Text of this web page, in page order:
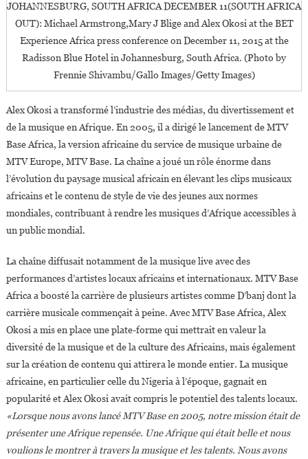
JOHANNESBURG, SOUTH AFRICA DECEMBER 11(SOUTH AFRICA
OUT): Michael Armstrong,Mary J Blige and Alex Okosi at the BET
Experience Africa press conference on December 11, 2015 at the
Radisson Blue Hotel in Johannesburg, South Africa. (Photo by
Frennie Shivambu/Gallo Images/Getty Images)
Alex Okosi a transformé l’industrie des médias, du divertissement et
de la musique en Afrique. En 2005, il a dirigé le lancement de MTV
Base Africa, la version africaine du service de musique urbaine de
MTV Europe, MTV Base. La chaîne a joué un rôle énorme dans
l’évolution du paysage musical africain en élevant les clips musicaux
africains et le contenu de style de vie des jeunes aux normes
mondiales, contribuant à rendre les musiques d’Afrique accessibles à
un public mondial.
La chaîne diffusait notamment de la musique live avec des
performances d’artistes locaux africains et internationaux. MTV Base
Africa a boosté la carrière de plusieurs artistes comme D’banj dont la
carrière musicale commençait à peine. Avec MTV Base Africa, Alex
Okosi a mis en place une plate-forme qui mettrait en valeur la
diversité de la musique et de la culture des Africains, mais également
sur la création de contenu qui attirera le monde entier. La musique
africaine, en particulier celle du Nigeria à l’époque, gagnait en
popularité et Alex Okosi avait compris le potentiel des talents locaux.
«Lorsque nous avons lancé MTV Base en 2005, notre mission était de
présenter une Afrique repensée. Une Afrique qui était belle et nous
voulions le montrer à travers la musique et les talents. Nous avons